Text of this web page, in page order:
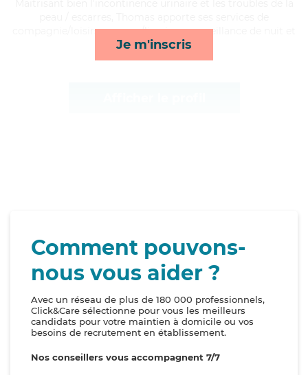
Je m'inscris
compagnie/loisirs, courses/livraison, surveillance de nuit et
ménage*
Comment pouvons-
nous vous aider ?
Avec un réseau de plus de 180 000 professionnels,
Click&Care sélectionne pour vous les meilleurs
candidats pour votre maintien à domicile ou vos
besoins de recrutement en établissement.
Nos conseillers vous accompagnent 7/7